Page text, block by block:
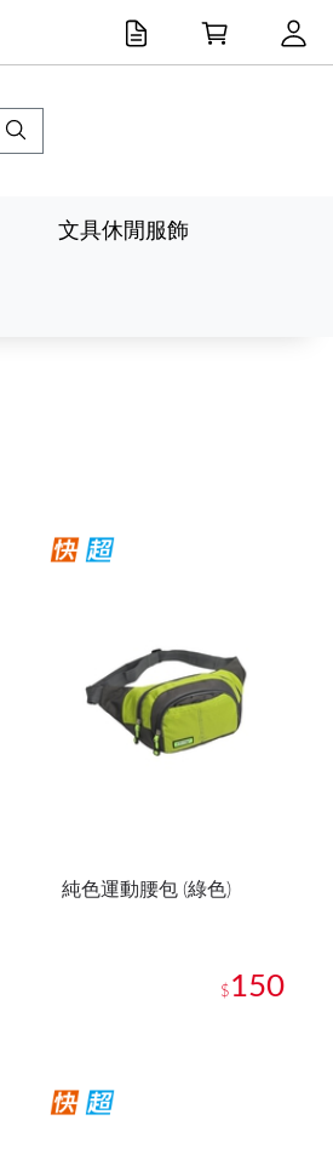
文具休閒服飾
純色運動腰包 (綠色)
$ 150